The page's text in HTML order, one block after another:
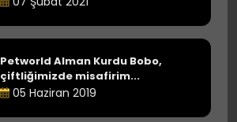
Petworld Alman Kurdu Bobo,
çiftliğimizde misafirim...
05 Haziran 2019